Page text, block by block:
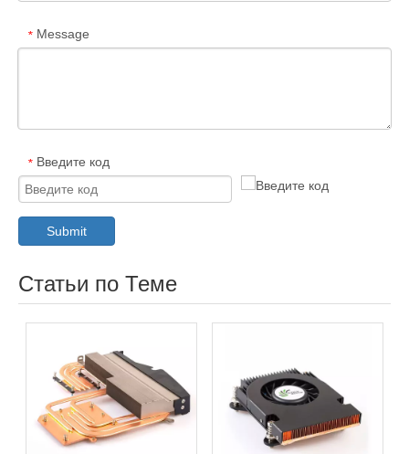
* Message
* Введите код
Submit
Статьи по Теме